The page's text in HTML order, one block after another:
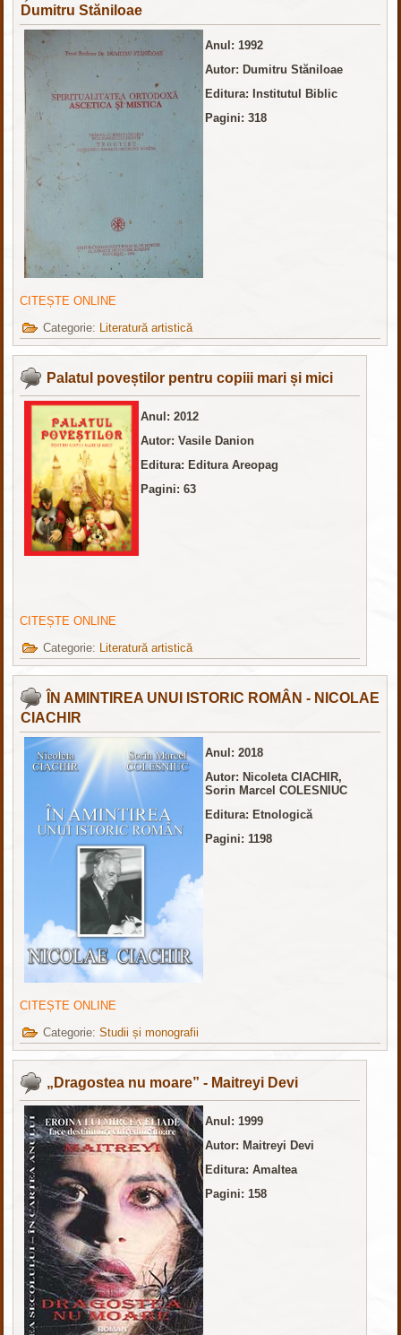
Dumitru Stăniloae
Anul: 1992
Autor: Dumitru Stăniloae
Editura: Institutul Biblic
Pagini: 318
CITEȘTE ONLINE
Categorie:
Literatură artistică
Palatul poveștilor pentru copiii mari și mici
Anul: 2012
Autor: Vasile Danion
Editura: Editura Areopag
Pagini: 63
CITEȘTE ONLINE
Categorie:
Literatură artistică
ÎN AMINTIREA UNUI ISTORIC ROMÂN - NICOLAE
CIACHIR
Anul: 2018
Autor: Nicoleta CIACHIR,
Sorin Marcel COLESNIUC
Editura: Etnologică
Pagini: 1198
CITEȘTE ONLINE
Categorie:Studii și monografii
„Dragostea nu moare” - Maitreyi Devi
Anul: 1999
Autor: Maitreyi Devi
Editura: Amaltea
Pagini: 158